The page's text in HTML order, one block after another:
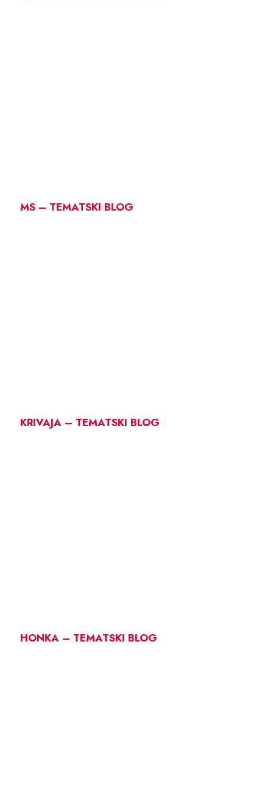
MS – TEMATSKI BLOG
KRIVAJA – TEMATSKI BLOG
HONKA – TEMATSKI BLOG